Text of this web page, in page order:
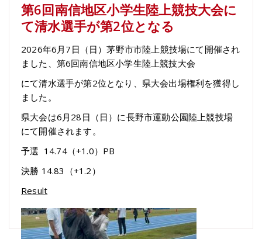
第6回南信地区小学生陸上競技大会に
て清水選手が第2位となる
2026年6月7日（日）茅野市市陸上競技場にて開催され
ました、第6回南信地区小学生陸上競技大会
にて清水選手が第2位となり、県大会出場権利を獲得し
ました。
県大会は6月28日（日）に長野市運動公園陸上競技場
にて開催されます。
予選 14.74（+1.0）PB
決勝 14.83（+1.2）
Result